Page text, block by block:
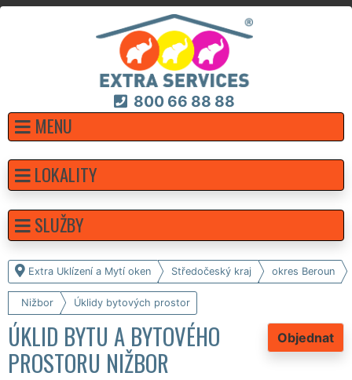
800 66 88 88
MENU
Extra Uklízení a Mytí oken Středočeský kraj okres Beroun
Nižbor Úklidy bytových prostor
Objednat
ÚKLID BYTU A BYTOVÉHO
PROSTORU NIŽBOR
LOKALITY
SLUŽBY